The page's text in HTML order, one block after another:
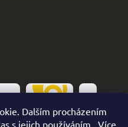
Dalším procházením
s jejich používáním.. Více